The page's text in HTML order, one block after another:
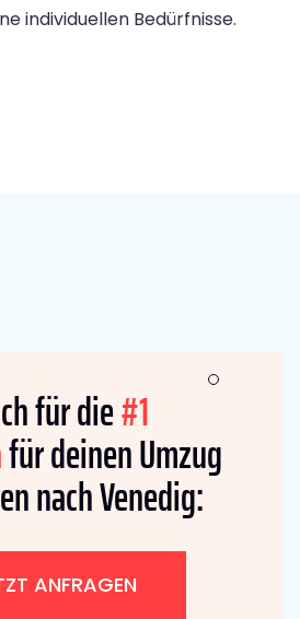
individuellen Bedürfnisse.
für die#1
für deinen Umzug
nach Venedig:
ANFRAGEN